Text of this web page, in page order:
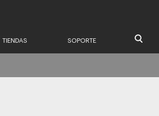
TIENDAS SOPORTE